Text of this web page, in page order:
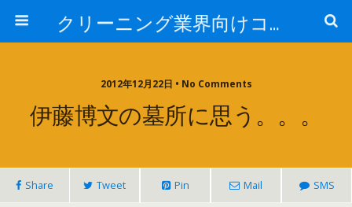
クリーニング業界向けコンサルタントブログ:日本売上アップ研究所-中西正人
2012年12月22日 • No Comments
伊藤博文の墓所に思う。。。
Share Tweet Pin Mail SMS